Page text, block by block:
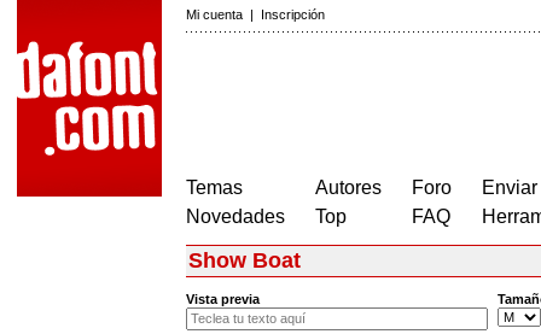
Mi cuenta | Inscripción
Temas
Novedades
Autores
Top
Foro
FAQ
Show Boat
Vista previa